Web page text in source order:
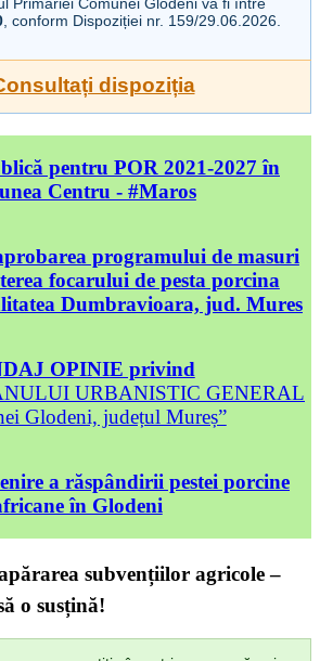
, conform Dispoziției nr. 159/29.06.2026.
dispoziția
pentru POR 2021-2027 în
Centru - #Maros
programului de masuri
focarului de pesta porcina
Dumbravioara, jud. Mures
OPINIE privind
URBANISTIC GENERAL
Glodeni, județul Mureș”
a răspândirii pestei porcine
în Glodeni
subvențiilor agricole –
o susțină!